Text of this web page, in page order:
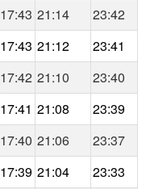
17:43 21:14
23:42
17:43 21:12
23:41
17:42 21:10
23:40
17:41 21:08
23:39
17:40 21:06
23:37
17:39 21:04
23:33